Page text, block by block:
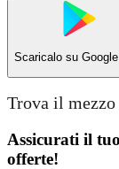
Scaricalo su
Trova il
Assicurati il
offerte!